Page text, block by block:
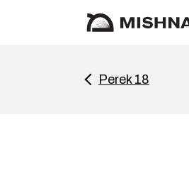
Perek 18